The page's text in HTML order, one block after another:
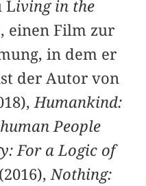
Living in the
einen Film zur
in dem er
der Autor von
Humankind:
People
For a Logic of
(2016), Nothing: